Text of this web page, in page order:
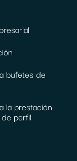
bufetes de
la prestación
perfil